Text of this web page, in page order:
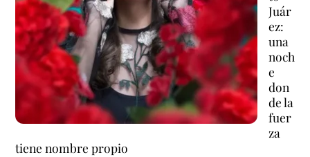
Juár
ez:
una
noch
e
don
de la
fuer
za
tiene nombre propio